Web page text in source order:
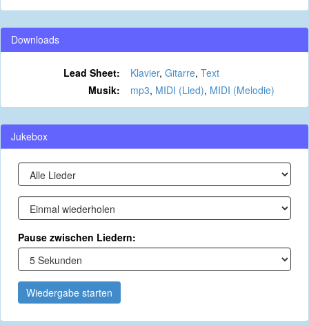
Downloads
Lead Sheet: Klavier, Gitarre, Text
Musik:
mp3, MIDI (Lied), MIDI (Melodie)
Jukebox
Pause zwischen Liedern:
Wiedergabe starten